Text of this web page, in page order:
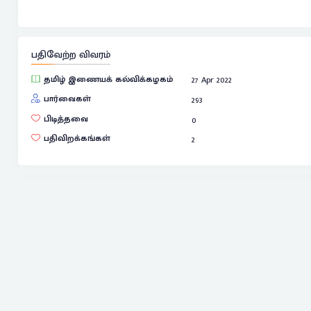
பதிவேற்ற விவரம்
தமிழ் இணையக் கல்விக்கழகம்
27 Apr 2022
பார்வைகள்
293
பிடித்தவை
0
பதிவிறக்கங்கள்
2